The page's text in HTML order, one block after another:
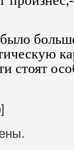
стоят